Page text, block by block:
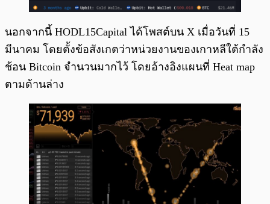
นอกจากนี้ HODL15Capital ได้โพสต์บน X เมื่อวันที่ 15
มีนาคม โดยตั้งข้อสังเกตว่าหน่วยงานของเกาหลีใต้กำลัง
ช้อน Bitcoin จำนวนมากไว้ โดยอ้างอิงแผนที่ Heat map
ตามด้านล่าง